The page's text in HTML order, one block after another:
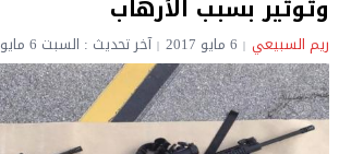
وتوتير بسبب الأرهاب
ريم السبيعي 6 مايو 2017 آخر تحديث : السبت 6 مايو 2017 - 1:18 مساءً